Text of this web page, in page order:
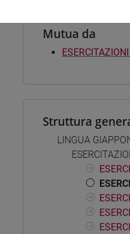
Mutua da
Struttura
LINGUA